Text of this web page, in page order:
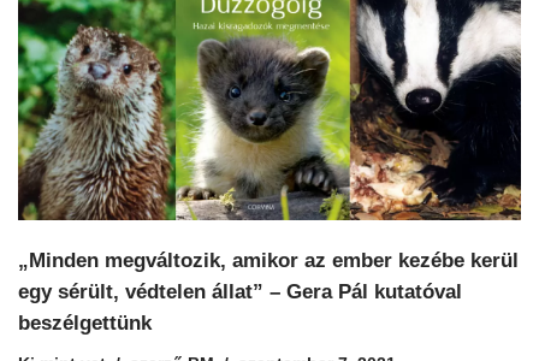
„Minden megváltozik, amikor az ember kezébe kerül
egy sérült, védtelen állat” – Gera Pál kutatóval
beszélgettünk